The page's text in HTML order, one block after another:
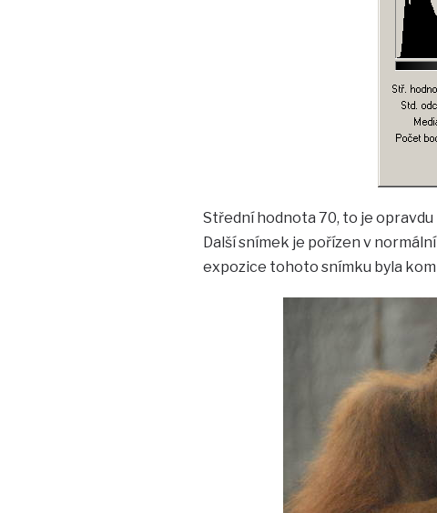
Střední hodnota 70, to je
Další snímek je pořízen v
expozice tohoto snímku byla